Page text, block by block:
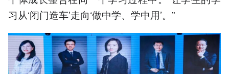
习从‘闭门造车’走向‘做中学、学中用’。”